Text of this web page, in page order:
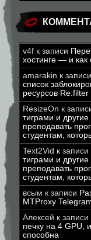
v4f к записи
хостинге — и как
amarakin к записи
список
ресурсов Re:filter
ResizeOn к
тиграми и
преподавать
студентам,
Text2Vid к записи
тиграми и
преподавать
студентам,
всым к записи
MTProxy
Алексей к записи
печку на 4 GPU,
способна